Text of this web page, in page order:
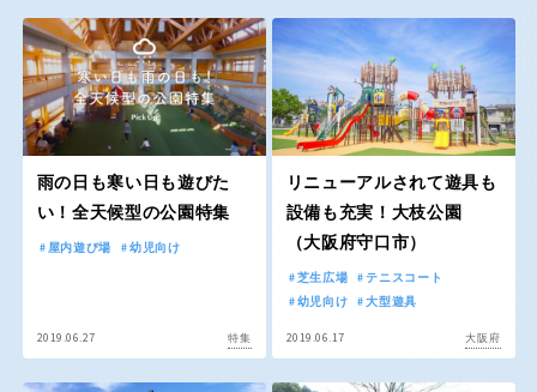
新潟 富山
石川 福井
山梨 長野
静岡
愛知
健康遊具 ゲートボール
スケートパーク
地域で探す
雨の日も寒い日も遊びた
い！全天候型の公園特集
屋内遊び場 幼児向け
2019.06.27 特集
リニューアルされて遊具も
設備も充実！大枝公園
（大阪府守口市）
芝生広場
テニスコート
幼児向け
大型遊具
2019.06.17 大阪府